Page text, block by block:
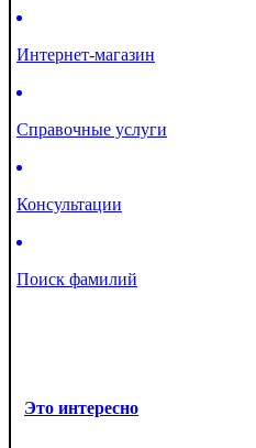
Интернет-магазин
Справочные услуги
Консультации
Поиск фамилий
Это интересно